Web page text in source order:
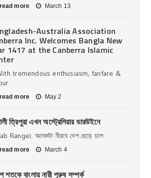
read more March 13
Australia Association
Inc. Welcomes Bangla New
1417 at the Canberra Islamic
tremendous enthusiasm, fanfare &
read more May 2
ত্রিপুরা এখন অস্ট্রেলিয়ার ডারউইনে
Rangei: অনেকটা নীরবে দেশ ছেড়ে চলে
read more March 4
শতকে বাংলায় নারী পুরুষ সম্পর্ক